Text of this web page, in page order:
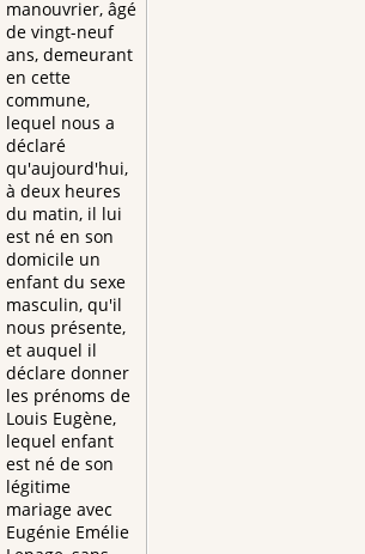
manouvrier, âgé
de vingt-neuf
ans, demeurant
en cette
commune,
lequel nous a
déclaré
qu'aujourd'hui,
à deux heures
du matin, il lui
est né en son
domicile un
enfant du sexe
masculin, qu'il
nous présente,
et auquel il
déclare donner
les prénoms de
Louis Eugène,
lequel enfant
est né de son
légitime
mariage avec
Eugénie Emélie